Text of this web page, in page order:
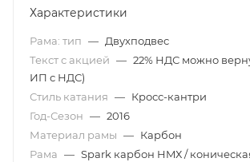
Характеристики
Рама: тип — Двухподвес
Текст с акцией — 22% НДС можно
ИП с НДС)
Стиль катания — Кросс-кантри
Год-Сезон — 2016
Материал рамы — Карбон
Рама — Spark карбон HMХ /